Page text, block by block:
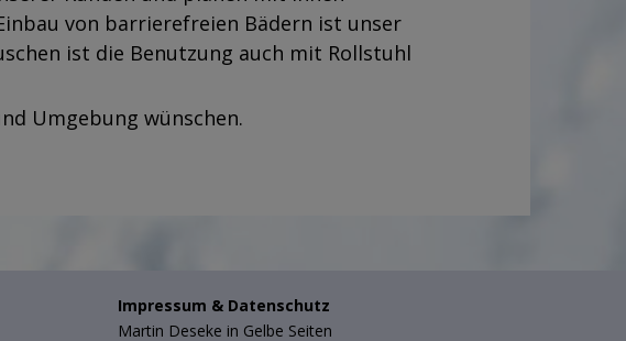
von barrierefreien Bädern ist unser
ist die Benutzung auch mit Rollstuhl
Umgebung wünschen.
Impressum & Datenschutz
Martin Deseke in Gelbe Seiten